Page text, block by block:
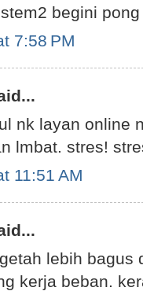
begini
7:58 PM
nk layan online
lmbat. stres!
11:51 AM
lebih bagus
kerja beban.